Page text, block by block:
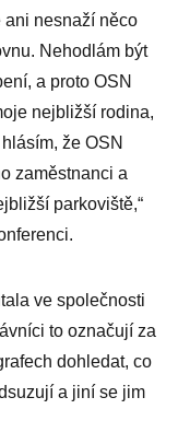
ani nesnaží něco
Nehodlám být
a proto OSN
nejbližší rodina,
že OSN
zaměstnanci a
parkoviště,“
ve společnosti
to označují za
dohledat, co
a jiní se jim